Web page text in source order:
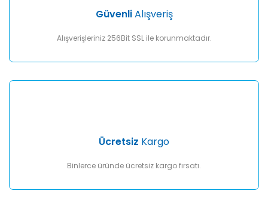
Ürün fiyatı diğer sitelerden daha pahalı.
GüvenliAlışveriş
Alışverişleriniz 256Bit SSL ile korunmaktadır.
Ücretsiz Kargo
Binlerce üründe ücretsiz kargo fırsatı.